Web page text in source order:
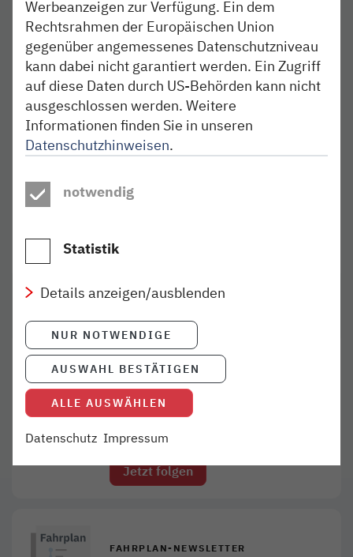
Zum Karrierebereich
Ausbildung zum Eisenbahner (w/m/d) im
Betriebsdienst, Ausbildungsbeginn 01.08.2027
Triebfahrzeugführer (w/m/d) in Neumünster oder
Itzehoe
(max. 25 Stunden)
#NORDBAHNINAKTION
Einblicke, Aktionen, Gewinnspiele -
Verfolge die bunte Welt der
Jetzt folgenLink öffnet in neuem
FAHRPLAN-NEWSLETTER
Werbeanzeigen zur Verfügung. Ein dem
Rechtsrahmen der Europäischen Union
gegenüber angemessenes Datenschutzniveau
kann dabei nicht garantiert werden. Ein Zugriff
auf diese Daten durch US-Behörden kann nicht
ausgeschlossen werden. Weitere
Informationen finden Sie in unseren
Datenschutzhinweisen.
notwendig
Statistik
Details anzeigen/ausblenden
NUR NOTWENDIGE
AUSWAHL BESTÄTIGEN
ALLE AUSWÄHLEN
Datenschutz Impressum